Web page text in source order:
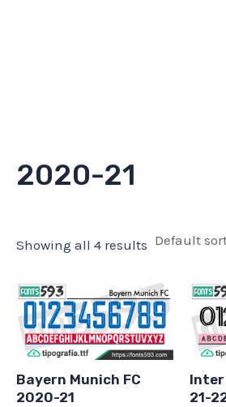
2020-21
Showing all 4 results
Bayern Munich FC
2020-21
Inter
21-